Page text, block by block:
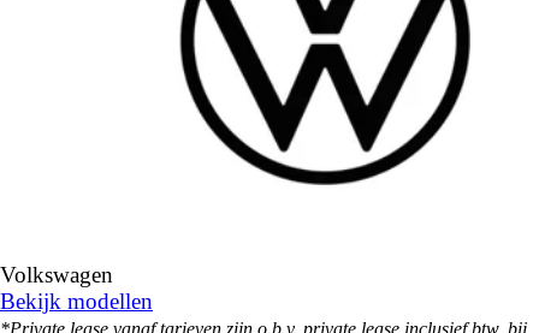
Volkswagen
Bekijk modellen
*Private lease vanaf tarieven zijn o.b.v. private lease inclusief btw, bij